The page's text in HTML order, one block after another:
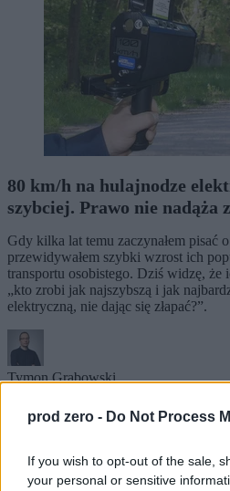
prod zero - Do Not Process
If you wish to opt-out of the sale,
your personal or sensitive
80 km/h na hulajnodze
szybciej. Prawo nie nadąża
Gdy kilka lat temu zaczynałem pisać
przewidywałem szybki wzrost ich
transportu osobistego. Dziś widzę, że
„kto zrobi jak najszybszą i jak
elektryczną, nie dając się złapać?”.
Tymon Grabowski
9 min